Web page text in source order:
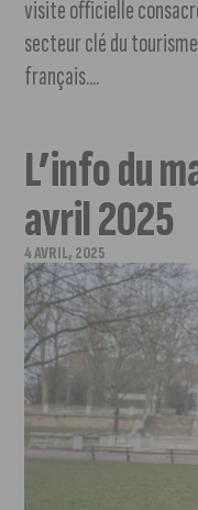
visite officielle
secteur clé du
français....
L’info du
avril 2025
4 AVRIL, 2025